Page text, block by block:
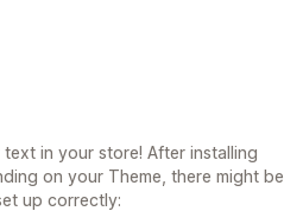
in your store! After installing
on your Theme, there might be
up correctly: